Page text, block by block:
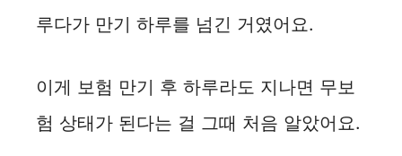
루다가 만기 하루를 넘긴 거였어요.
이게 보험 만기 후 하루라도 지나면 무보
험 상태가 된다는 걸 그때 처음 알았어요.